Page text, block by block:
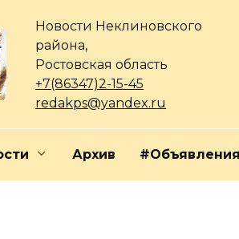
Новости Неклиновского
района,
Ростовская область
+7(86347)2-15-45
redakps@yandex.ru
Архив #Объявления